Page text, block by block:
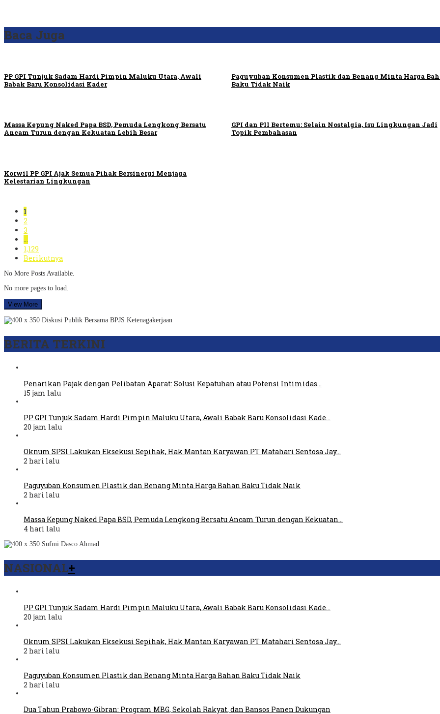
Baca Juga
PP GPI Tunjuk Sadam Hardi Pimpin Maluku Utara, Awali
Babak Baru Konsolidasi Kader
Paguyuban Konsumen Plastik dan Benang Minta Harga
Baku Tidak Naik
Massa Kepung Naked Papa BSD, Pemuda Lengkong Bersatu
Ancam Turun dengan Kekuatan Lebih Besar
GPI dan PII Bertemu: Selain Nostalgia, Isu Lingkungan Jadi
Topik Pembahasan
Korwil PP GPI Ajak Semua Pihak Bersinergi Menjaga
Kelestarian Lingkungan
1
2
3
…
1,129
Berikutnya
No More Posts Available.
No more pages to load.
View More
BERITA TERKINI
Penarikan Pajak dengan Pelibatan Aparat: Solusi Kepatuhan atau Potensi Intimidas…
15 jam lalu
PP GPI Tunjuk Sadam Hardi Pimpin Maluku Utara, Awali Babak Baru Konsolidasi Kade…
20 jam lalu
Oknum SPSI Lakukan Eksekusi Sepihak, Hak Mantan Karyawan PT Matahari Sentosa Jay…
2 hari lalu
Paguyuban Konsumen Plastik dan Benang Minta Harga Bahan Baku Tidak Naik
2 hari lalu
Massa Kepung Naked Papa BSD, Pemuda Lengkong Bersatu Ancam Turun dengan Kekuatan…
4 hari lalu
NASIONAL+
PP GPI Tunjuk Sadam Hardi Pimpin Maluku Utara, Awali Babak Baru Konsolidasi Kade…
20 jam lalu
Oknum SPSI Lakukan Eksekusi Sepihak, Hak Mantan Karyawan PT Matahari Sentosa Jay…
2 hari lalu
Paguyuban Konsumen Plastik dan Benang Minta Harga Bahan Baku Tidak Naik
2 hari lalu
Dua Tahun Prabowo-Gibran: Program MBG, Sekolah Rakyat, dan Bansos Panen Dukungan